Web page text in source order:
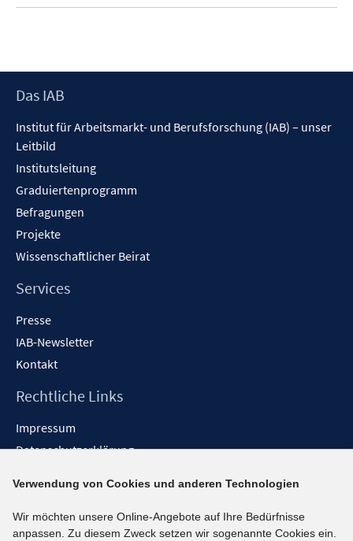
Footer
Das IAB
Institut für Arbeitsmarkt- und Berufsforschung (IAB) – unser
Leitbild
Institutsleitung
Graduiertenprogramm
Befragungen
Projekte
Wissenschaftlicher Beirat
Services
Presse
IAB-Newsletter
Kontakt
Rechtliche Links
Impressum
Datenschutzerklärung
Barrieren melden
Social-Media-Kanäle
Verwendung von Cookies und anderen Technologien
Wir möchten unsere Online-Angebote auf Ihre Bedürfnisse
anpassen. Zu diesem Zweck setzen wir sogenannte Cookies ein.